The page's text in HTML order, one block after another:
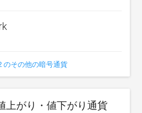
のその他の暗号通貨
上がり・値下がり通貨